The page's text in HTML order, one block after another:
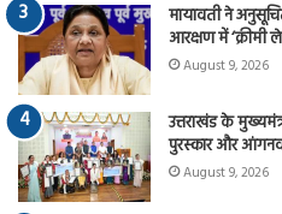
मायावती ने
आरक्षण में ‘क्रीमी
August 9, 2026
उत्तराखंड के
पुरस्कार और
August 9, 2026